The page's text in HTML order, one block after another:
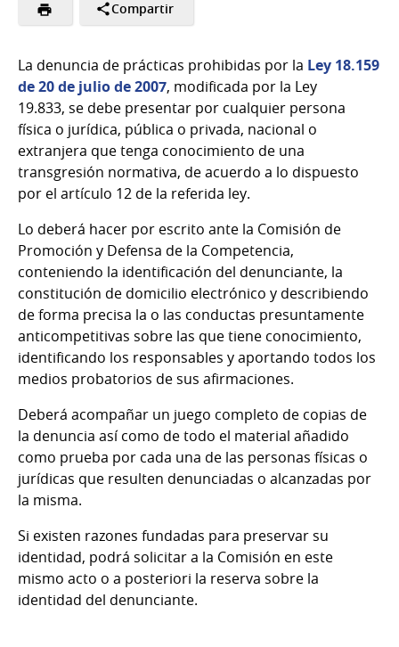
Compartir
La denuncia de prácticas prohibidas por la Ley 18.159
de 20 de julio de 2007, modificada por la Ley
19.833, se debe presentar por cualquier persona
física o jurídica, pública o privada, nacional o
extranjera que tenga conocimiento de una
transgresión normativa, de acuerdo a lo dispuesto
por el artículo 12 de la referida ley.
Lo deberá hacer por escrito ante la Comisión de
Promoción y Defensa de la Competencia,
conteniendo la identificación del denunciante, la
constitución de domicilio electrónico y describiendo
de forma precisa la o las conductas presuntamente
anticompetitivas sobre las que tiene conocimiento,
identificando los responsables y aportando todos los
medios probatorios de sus afirmaciones.
Deberá acompañar un juego completo de copias de
la denuncia así como de todo el material añadido
como prueba por cada una de las personas físicas o
jurídicas que resulten denunciadas o alcanzadas por
la misma.
Si existen razones fundadas para preservar su
identidad, podrá solicitar a la Comisión en este
mismo acto o a posteriori la reserva sobre la
identidad del denunciante.